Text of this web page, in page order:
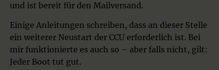
und ist bereit für den Mailversand.
Einige Anleitungen schreiben, dass an dieser Stelle
ein weiterer Neustart der CCU erforderlich ist. Bei
mir funktionierte es auch so – aber falls nicht, gilt:
Jeder Boot tut gut.